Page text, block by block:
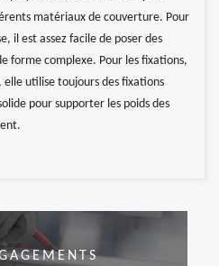
matériaux de couverture. Pour
il est assez facile de poser des
forme complexe. Pour les fixations,
elle utilise toujours des fixations
pour supporter les poids des